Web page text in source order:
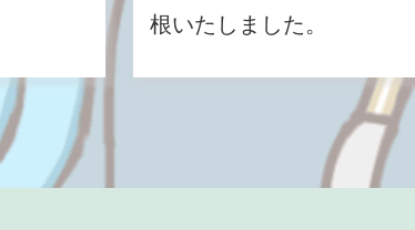
根いたしました。